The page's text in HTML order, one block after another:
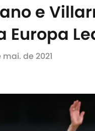
e
Europa
mai. de 2021